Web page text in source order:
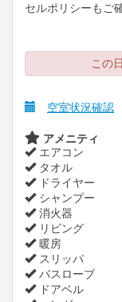
セルポリシーもご
この
空室状況確認
アメニティ
エアコン
タオル
ドライヤー
シャンプー
消火器
リビング
暖房
スリッパ
バスローブ
ドアベル